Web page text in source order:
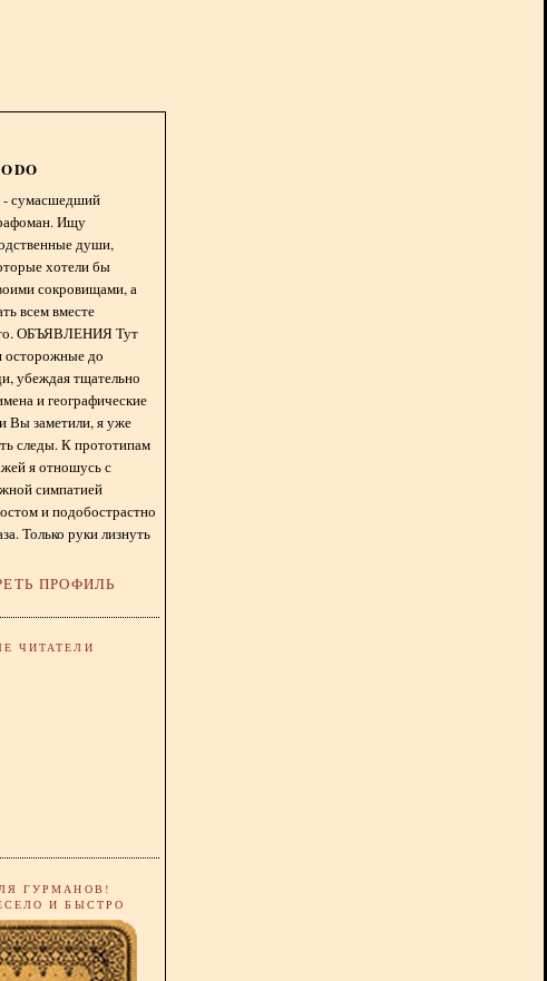
сумасшедший
Ищу
души,
хотели бы
сокровищами, а
всем вместе
ОБЪЯВЛЕНИЯ Тут
осторожные до
убеждая тщательно
и географические
Вы заметили, я уже
следы. К прототипам
я отношусь с
симпатией
и подобострастно
Только руки лизнуть
ПРОФИЛЬ
ЧИТАТЕЛИ
ГУРМАНОВ!
И БЫСТРО